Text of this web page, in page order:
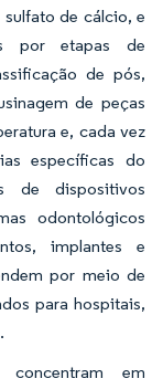
de cálcio, e
por etapas de
de pós,
de peças
e, cada vez
específicas do
de dispositivos
odontológicos
implantes e
por meio de
para hospitais,
em